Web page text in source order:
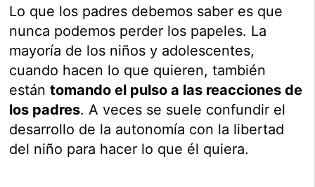
Lo que los padres debemos saber es que
nunca podemos perder los papeles. La
mayoría de los niños y adolescentes,
cuando hacen lo que quieren, también
estántomando el pulso a las reacciones de
los padres. A veces se suele confundir el
desarrollo de la autonomía con la libertad
del niño para hacer lo que él quiera.